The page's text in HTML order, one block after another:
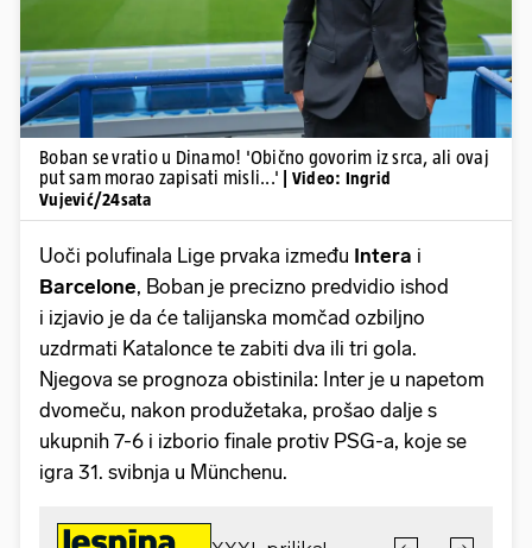
Boban se vratio u Dinamo! 'Obično govorim iz srca, ali ovaj
put sam morao zapisati misli...'
| Video: Ingrid
Vujević/24sata
Uoči polufinala Lige prvaka između Intera i
Barcelone, Boban je precizno predvidio ishod
i izjavio je da će talijanska momčad ozbiljno
uzdrmati Katalonce te zabiti dva ili tri gola.
Njegova se prognoza obistinila: Inter je u napetom
dvomeču, nakon produžetaka, prošao dalje s
ukupnih 7-6 i izborio finale protiv PSG-a, koje se
igra 31. svibnja u Münchenu.